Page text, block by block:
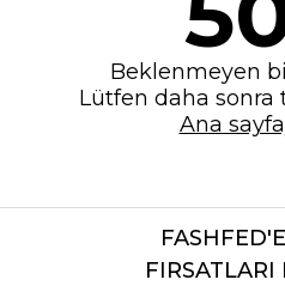
Beklenmeyen
Lütfen daha sonra
Ana
FIRSATLARI